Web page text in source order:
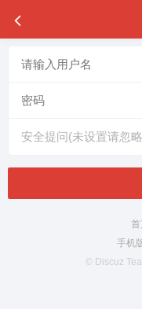
安全提问(未设置请忽
手机
© Discuz